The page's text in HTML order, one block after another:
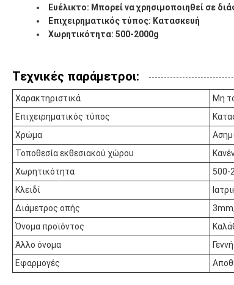
Ευέλικτο: Μπορεί να χρησιμοποιηθεί σε
Επιχειρηματικός τύπος: Κατασκευή
Χωρητικότητα: 500-2000g
Τεχνικές παράμετροι:
Χαρακτηριστικά
Μη
Επιχειρηματικός τύπος
Χρώμα
Τοποθεσία εκθεσιακού χώρου
Χωρητικότητα
500-
Κλειδί
Διάμετρος οπής
Όνομα προϊόντος
Άλλο όνομα
Εφαρμογές